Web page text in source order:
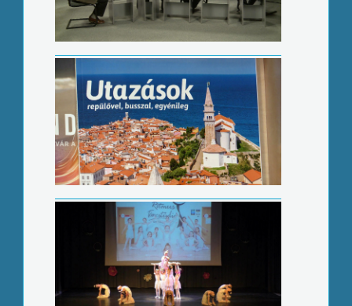
A tánc ecolúciója